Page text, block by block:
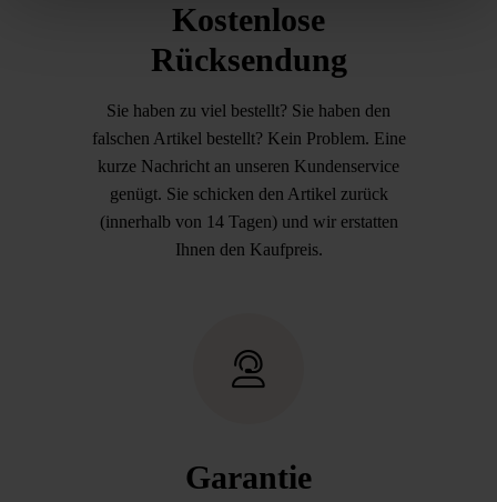
Kostenlose
Rücksendung
Sie haben zu viel bestellt? Sie haben den
falschen Artikel bestellt? Kein Problem. Eine
kurze Nachricht an unseren Kundenservice
genügt. Sie schicken den Artikel zurück
(innerhalb von 14 Tagen) und wir erstatten
Ihnen den Kaufpreis.
Garantie